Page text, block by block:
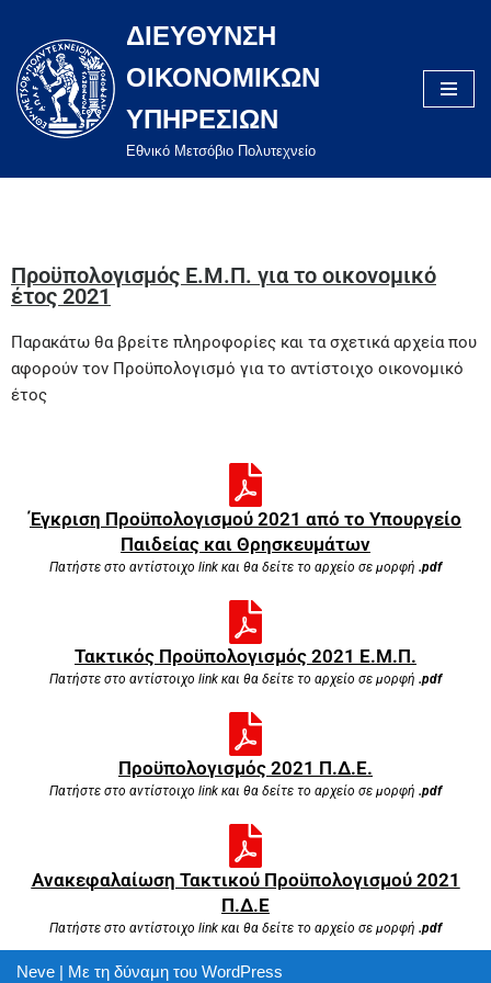
Μεταπηδήστε
στο
περιεχόμενο
ΔΙΕΥΘΥΝΣΗ
ΟΙΚΟΝΟΜΙΚΩΝ
ΥΠΗΡΕΣΙΩΝ
Eθνικό Μετσόβιο Πολυτεχνείο
Προϋπολογισμός Ε.Μ.Π. για το οικονομικό
έτος 2021
Παρακάτω θα βρείτε πληροφορίες και τα σχετικά αρχεία που
αφορούν τον Προϋπολογισμό για το αντίστοιχο οικονομικό
έτος
Έγκριση Προϋπολογισμού 2021 από το Υπουργείο
Παιδείας και Θρησκευμάτων
Πατήστε στο αντίστοιχο link και θα δείτε το αρχείο σε μορφή .pdf
Τακτικός Προϋπολογισμός 2021 Ε.Μ.Π.
Πατήστε στο αντίστοιχο link και θα δείτε το αρχείο σε μορφή .pdf
Προϋπολογισμός 2021 Π.Δ.Ε.
Πατήστε στο αντίστοιχο link και θα δείτε το αρχείο σε μορφή .pdf
Ανακεφαλαίωση Τακτικού Προϋπολογισμού 2021
Π.Δ.Ε
Πατήστε στο αντίστοιχο link και θα δείτε το αρχείο σε μορφή .pdf
Neve | Με τη δύναμη του WordPress